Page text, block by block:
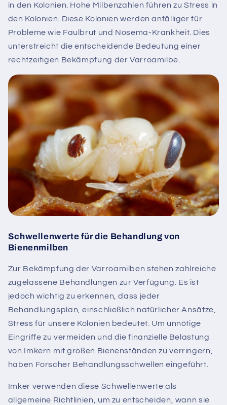
in den Kolonien. Hohe Milbenzahlen führen zu Stress in
den Kolonien. Diese Kolonien werden anfälliger für
Probleme wie Faulbrut und Nosema-Krankheit. Dies
unterstreicht die entscheidende Bedeutung einer
rechtzeitigen Bekämpfung der Varroamilbe.
Schwellenwerte für die Behandlung von
Bienenmilben
Zur Bekämpfung der Varroamilben stehen zahlreiche
zugelassene Behandlungen zur Verfügung. Es ist
jedoch wichtig zu erkennen, dass jeder
Behandlungsplan, einschließlich natürlicher Ansätze,
Stress für unsere Kolonien bedeutet. Um unnötige
Eingriffe zu vermeiden und die finanzielle Belastung
von Imkern mit großen Bienenständen zu verringern,
haben Forscher Behandlungsschwellen eingeführt.
Imker verwenden diese Schwellenwerte als
allgemeine Richtlinien, um zu entscheiden, wann sie